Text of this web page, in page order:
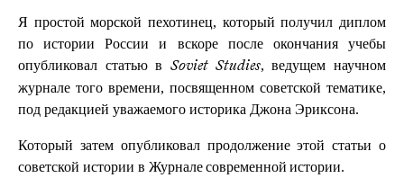
Я простой морской пехотинец, который получил диплом
по истории России и вскоре после окончания учебы
опубликовал статью в Soviet Studies, ведущем научном
журнале того времени, посвященном советской тематике,
под редакцией уважаемого историка Джона Эриксона.
Который затем опубликовал продолжение этой статьи о
советской истории в Журнале современной истории.